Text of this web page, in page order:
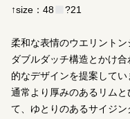
↑size：48
?21
柔和な表情のウエリントン
ダブルダッチ構造とかけ
的なデザインを提案してい
通常より厚みのあるリム
て、ゆとりのあるサイジ